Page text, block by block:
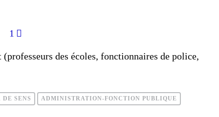
1
des écoles, fonctionnaires de police,
SENS ADMINISTRATION-FONCTION PUBLIQUE